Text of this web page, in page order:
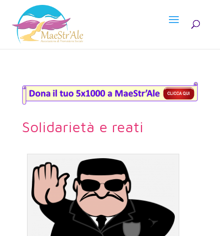
Solidarietà e reati